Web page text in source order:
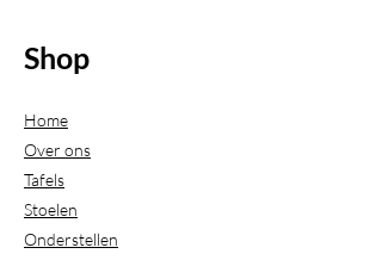
Shop
Home
Over ons
Tafels
Stoelen
Onderstellen